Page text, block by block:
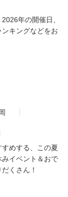
年の開催日、
キングなどをお
めする、この夏
イベント＆おで
くさん！